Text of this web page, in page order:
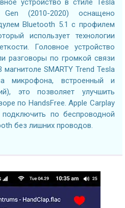
устройство в стиле Tesla
(2010-2020) оснащено
Bluetooth 5.1 с профилем
использует технологии
Головное устройство
разговоры по громкой связи
SMARTY Trend Tesla
микрофона, встроенный и
это позволяет улучшить
по HandsFree. Apple Carplay
по беспроводной
без лишних проводов.